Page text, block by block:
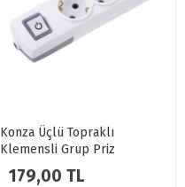
Konza Üçlü Topraklı
Klemensli Grup Priz
Anahtarlı Beyaz
179,00 TL